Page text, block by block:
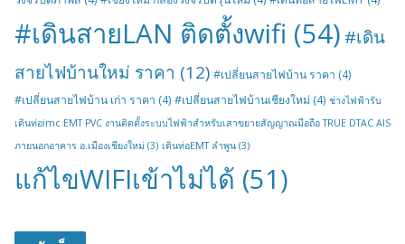
#เดินสายLAN ติดตั้งwifi (54) #เดิน
สายไฟบ้านใหม่ ราคา (12) #เปลี่ยนสายไฟบ้าน ราคา (4)
#เปลี่ยนสายไฟบ้าน เก่า ราคา (4) #เปลี่ยนสายไฟบ้านเชียงใหม่ (4) ช่างไฟฟ้ารับ
เดินท่อimc EMT PVC งานติดตั้งระบบไฟฟ้าสำหรับเสาขยายสัญญาณมือถือ TRUE DTAC AIS
ภายนอกอาคาร อ.เมืองเชียงใหม่ (3) เดินท่อEMT ลำพูน (3)
แก้ไขWIFIเข้าไม่ได้ (51)